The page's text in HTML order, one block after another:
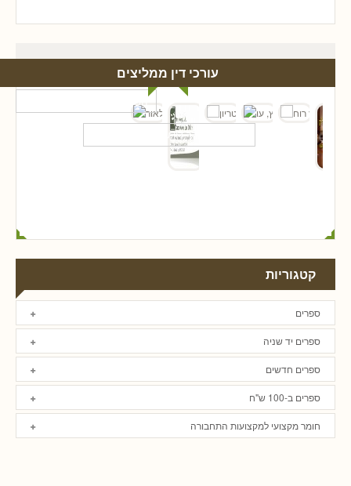
עורכי דין ממליצים
קטגוריות
ספרים
ספרים יד שניה
ספרים חדשים
ספרים ב-100 ש"ח
חומר מקצועי למקצועות התחבורה